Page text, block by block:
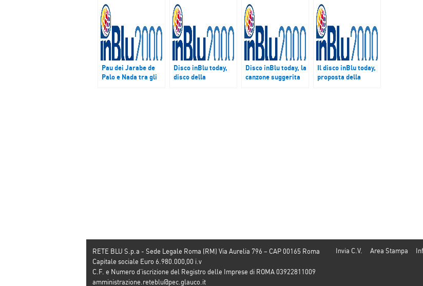
Pau dei Jarabe de
Palo e Nada tra gli
Disco inBlu today,
disco della
Disco inBlu today, la
canzone suggerita
Il disco inBlu today,
proposta della
Invia C.V. Area Stampa
RETE BLU S.p.a - Sede Legale Roma (RM) Via Aurelia 796 – CAP 00165 Roma
Capitale sociale Euro 6.980.000,00 i.v
C.F. e Numero d’iscrizione del Registro delle Imprese di ROMA 03922811009
amministrazione.reteblu@pec.glauco.it